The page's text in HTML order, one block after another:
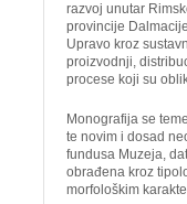
razvoj unutar
provincije
Upravo kroz
proizvodnji,
procese koji su
Monografija se
te novim i dosad
fundusa Muzeja,
obrađena kroz
morfološkim